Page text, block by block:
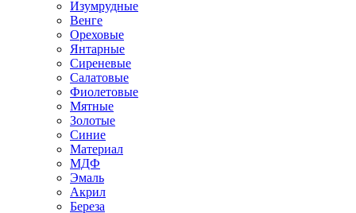
Изумрудные
Венге
Ореховые
Янтарные
Сиреневые
Салатовые
Фиолетовые
Мятные
Золотые
Синие
Материал
МДФ
Эмаль
Акрил
Береза